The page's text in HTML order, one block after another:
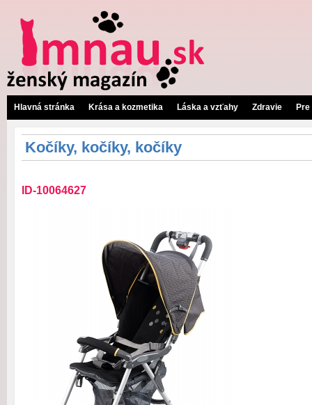
Hlavná stránka Krása a kozmetika Láska a vzťahy Zdravie
Kočíky, kočíky, kočíky
ID-10064627